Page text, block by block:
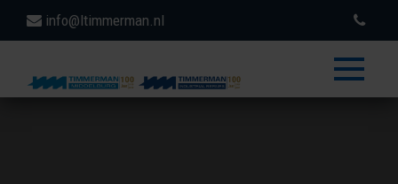
info@ltimmerman.nl
toggle